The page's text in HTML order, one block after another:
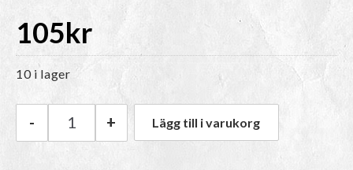
105kr
10 i lager
Järbo Järbo 2 tr ull | 74130 Plump Plum mängd
- + Lägg till i varukorg